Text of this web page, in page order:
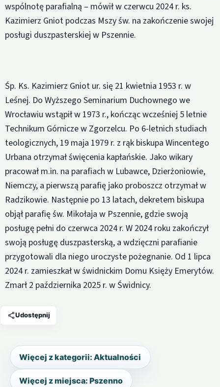
wspólnotę parafialną – mówił w czerwcu 2024 r. ks.
Kazimierz Gniot podczas Mszy św. na zakończenie swojej
posługi duszpasterskiej w Pszennie.
Śp. Ks. Kazimierz Gniot ur. się 21 kwietnia 1953 r. w
Leśnej. Do Wyższego Seminarium Duchownego we
Wrocławiu wstąpił w 1973 r., kończąc wcześniej 5 letnie
Technikum Górnicze w Zgorzelcu. Po 6-letnich studiach
teologicznych, 19 maja 1979 r. z rąk biskupa Wincentego
Urbana otrzymał święcenia kapłańskie. Jako wikary
pracował m.in. na parafiach w Lubawce, Dzierżoniowie,
Niemczy, a pierwszą parafię jako proboszcz otrzymał w
Radzikowie. Następnie po 13 latach, dekretem biskupa
objął parafię św. Mikołaja w Pszennie, gdzie swoją
posługę pełni do czerwca 2024 r. W 2024 roku zakończył
swoją posługę duszpasterską, a wdzięczni parafianie
przygotowali dla niego uroczyste pożegnanie. Od 1 lipca
2024 r. zamieszkał w świdnickim Domu Księży Emerytów.
Zmarł 2 października 2025 r. w Świdnicy.
Udostępnij
Więcej z kategorii: Aktualności
Więcej z miejsca: Pszenno